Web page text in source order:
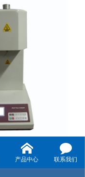
产品中心 联系我们